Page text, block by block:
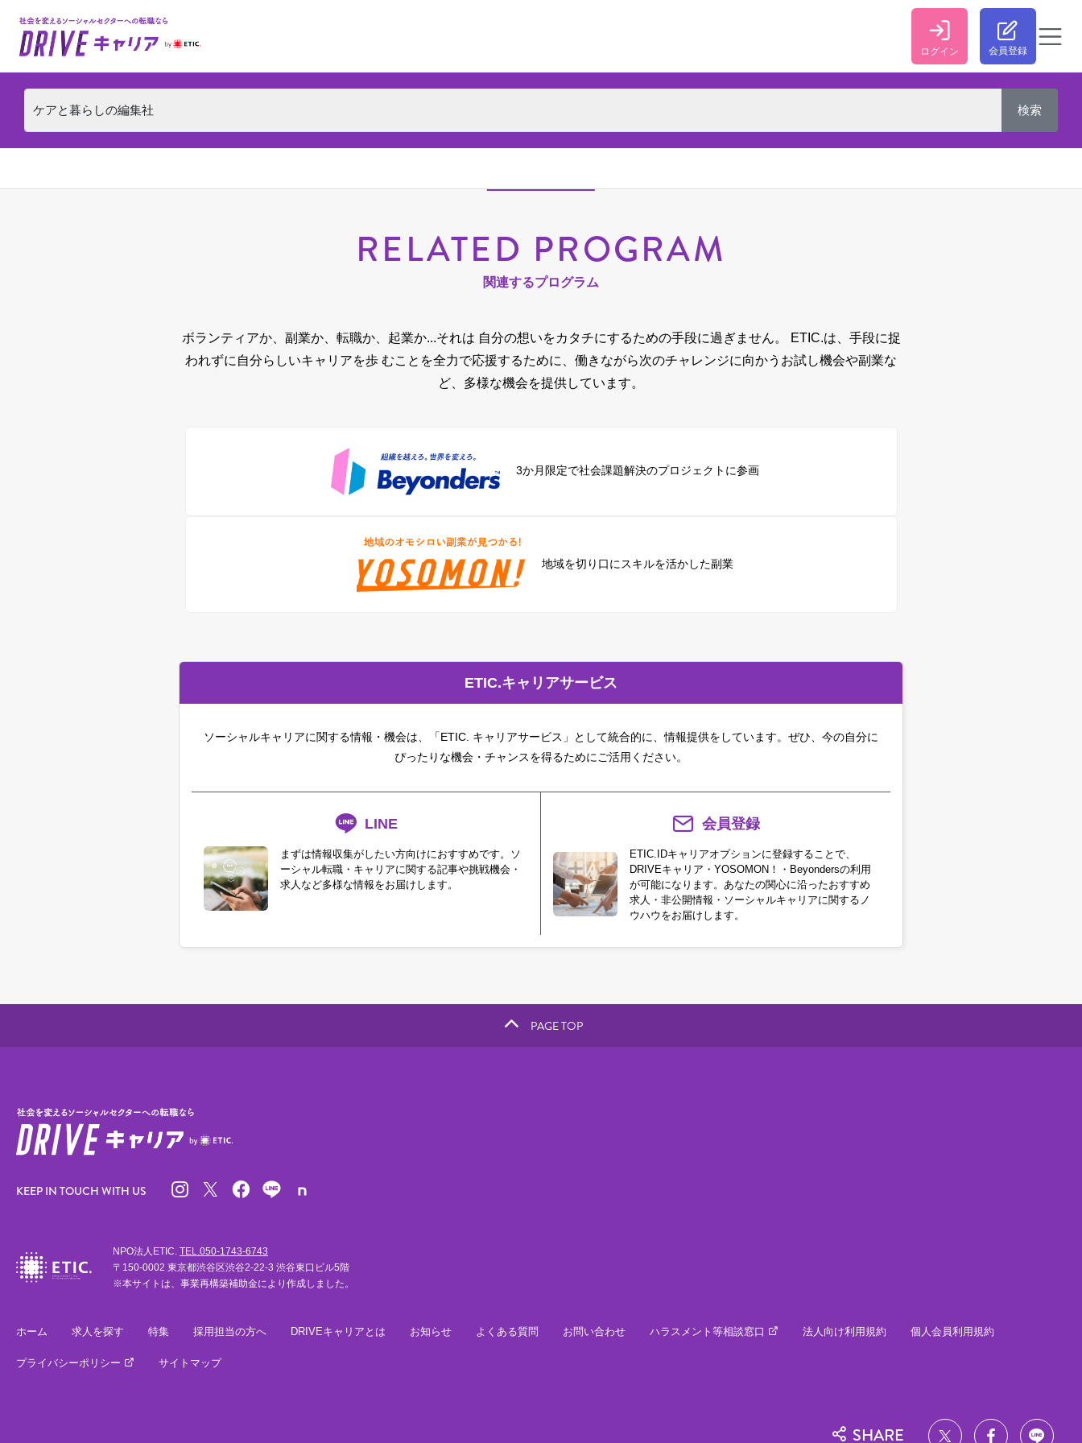
ログイン 会員登録
RELATED PROGRAM
関連するプログラム
ボランティアか、副業か、転職か、起業か...それは 自分の想いをカタチにするための手段に過ぎません。
ETIC.は、手段に捉
われずに自分らしいキャリアを歩 むことを全力で応援するために、 働きながら次のチャレンジに向かうお試し機会や副業な
ど、多様な機会を提供しています。
3か月限定で社会課題解決のプロジェクトに参画
地域を切り口に スキルを活かした副業
ETIC.キャリアサービス
ソーシャルキャリアに関する情報・機会は、「ETIC. キャリアサービス」として統合的に、情報提供をしています。 ぜひ、今の自分に
ぴったりな機会・チャンスを得るためにご活用ください。
LINE
まずは情報収集がしたい方向けにおすすめです。ソ
ーシャル転職・キャリアに関する記事や挑戦機会・
求人など多様な情報をお届けします。
会員登録
ETIC.IDキャリアオプションに登録することで、
DRIVEキャリア・YOSOMON！・Beyondersの利用
が可能になります。あなたの関心に沿ったおすすめ
求人・非公開情報・ソーシャルキャリアに関するノ
ウハウをお届けします。
PAGE TOP
KEEP IN TOUCH WITH US
NPO法人ETIC. TEL.050-1743-6743
〒150-0002 東京都渋谷区渋谷2-22-3 渋谷東口ビル5階
※本サイトは、事業再構築補助金により作成しました。
ホーム 求人を探す 特集 採用担当の方へ DRIVEキャリアとは お知らせ よくある質問 お問い合わせ ハラスメント等相談窓口 法人向け利用規約 個人会員利用規約
プライバシーポリシー サイトマップ
SHARE